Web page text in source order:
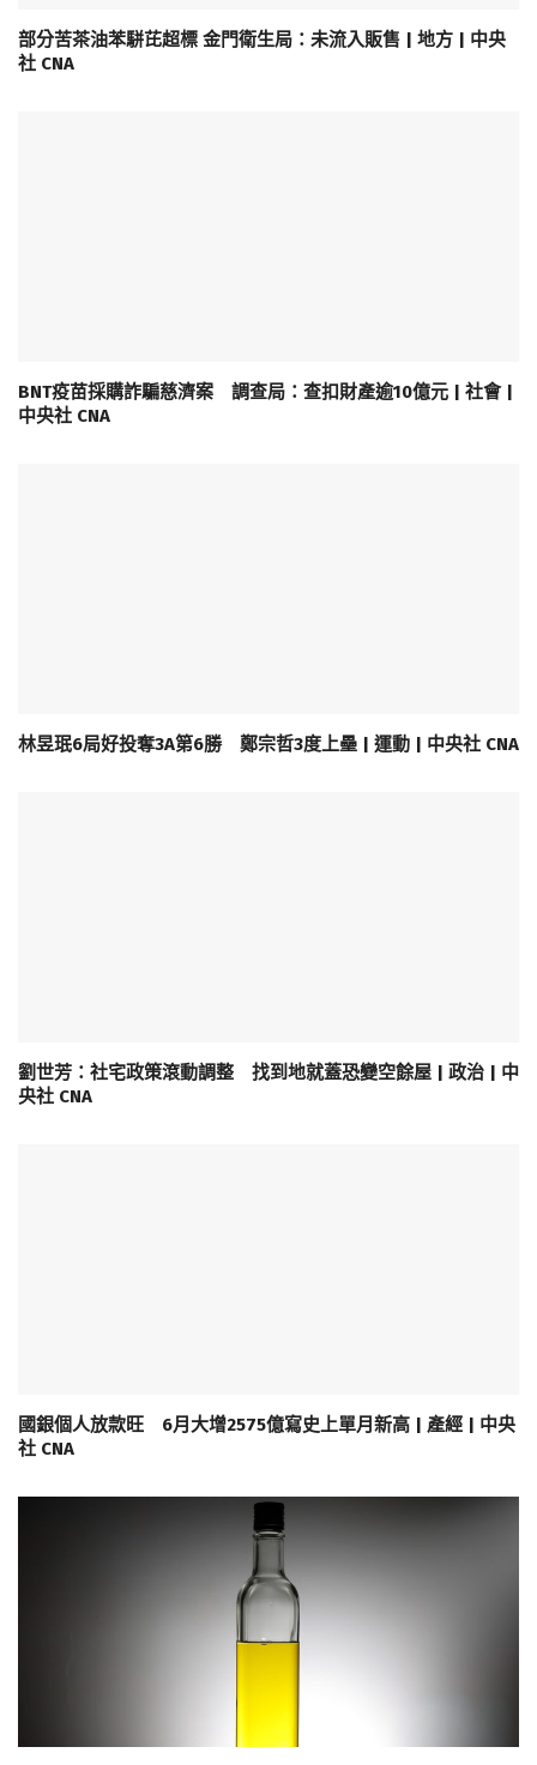
部分苦茶油苯駢芘超標 金門衛生局：未流入販售 | 地方 | 中央
社 CNA
BNT疫苗採購詐騙慈濟案 調查局：查扣財產逾10億元 | 社會 |
中央社 CNA
林昱珉6局好投奪3A第6勝 鄭宗哲3度上壘 | 運動 | 中央社 CNA
劉世芳：社宅政策滾動調整 找到地就蓋恐變空餘屋 | 政治 | 中
央社 CNA
國銀個人放款旺 6月大增2575億寫史上單月新高 | 產經 | 中央
社 CNA